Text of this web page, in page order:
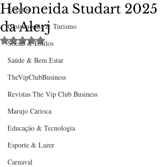
Eventos
Gastronomia & Turismo
Social & Estilos
Saúde & Bem Estar
TheVipClubBusiness
Revistas The Vip Club Business
Marujo Carioca
Educação & Tecnologia
Esporte & Lazer
Carnaval
Heloneida Studart 2025
da Alerj
Avaliado com NaN de 5 estrelas.